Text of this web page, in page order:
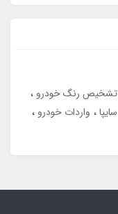
تشخیص رنگ خودرو
سایپا
واردات خودرو